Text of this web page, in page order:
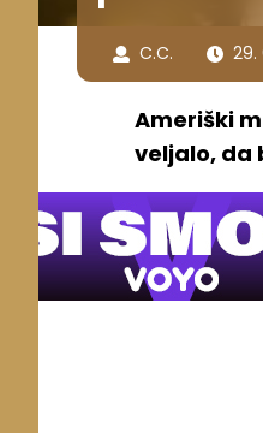
C.C. 29.
Ameriški
veljalo, da